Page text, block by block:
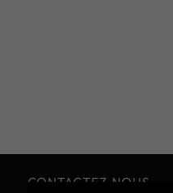
CONTACTEZ-NOUS